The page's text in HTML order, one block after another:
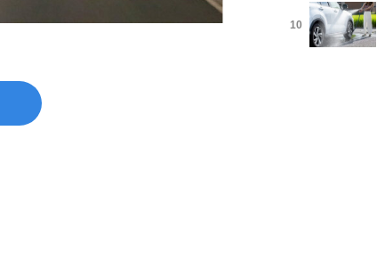
©disq/stock.adobe.com
10